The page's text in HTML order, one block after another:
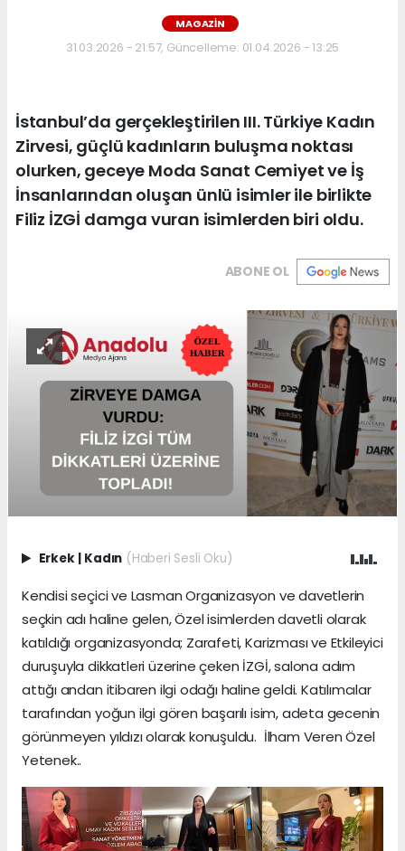
MAGAZIN
31.03.2026 - 21:57, Güncelleme: 01.04.2026 - 13:25
İstanbul’da gerçekleştirilen III. Türkiye Kadın
Zirvesi, güçlü kadınların buluşma noktası
olurken, geceye Moda Sanat Cemiyet ve İş
İnsanlarından oluşan ünlü isimler ile birlikte
Filiz İZGİ damga vuran isimlerden biri oldu.
ABONE OL
Erkek | Kadın (Haberi Sesli Oku)
Kendisi seçici ve Lasman Organizasyon ve davetlerin
seçkin adı haline gelen, Özel isimlerden davetli olarak
katıldığı organizasyonda; Zarafeti, Karizması ve Etkileyici
duruşuyla dikkatleri üzerine çeken İZGİ, salona adım
attığı andan itibaren ilgi odağı haline geldi. Katılımcılar
tarafından yoğun ilgi gören başarılı isim, adeta gecenin
görünmeyen yıldızı olarak konuşuldu. İlham Veren Özel
Yetenek..